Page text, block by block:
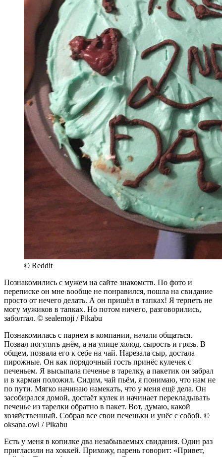
© Reddit
Познакомились с мужем на сайте знакомств. По фото и
переписке он мне вообще не понравился, пошла на свидание
просто от нечего делать. А он пришёл в тапках! Я терпеть не
могу мужиков в тапках. Но потом ничего, разговорились,
заболтал. © sealemoji / Pikabu
Познакомилась с парнем в компании, начали общаться.
Позвал погулять днём, а на улице холод, сырость и грязь. В
общем, позвала его к себе на чай. Нарезала сыр, достала
пирожные. Он как порядочный гость принёс кулечек с
печеньем. Я высыпала печенье в тарелку, а пакетик он забрал
и в карман положил. Сидим, чай пьём, я понимаю, что нам не
по пути. Мягко начинаю намекать, что у меня ещё дела. Он
засобирался домой, достаёт кулек и начинает перекладывать
печенье из тарелки обратно в пакет. Вот, думаю, какой
хозяйственный. Собрал все свои печеньки и унёс с собой. ©
oksana.owl / Pikabu
Есть у меня в копилке два незабываемых свидания. Один раз
пригласили на хоккей. Прихожу, парень говорит: «Привет,